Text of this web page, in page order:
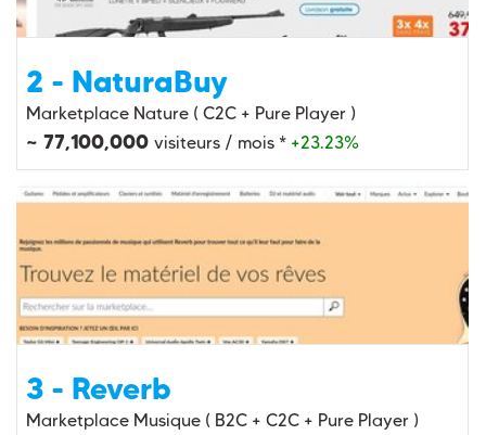
2 - NaturaBuy
Marketplace Nature ( C2C + Pure Player )
~ 77,100,000 visiteurs / mois * +23.23%
3 - Reverb
Marketplace Musique ( B2C + C2C + Pure Player )